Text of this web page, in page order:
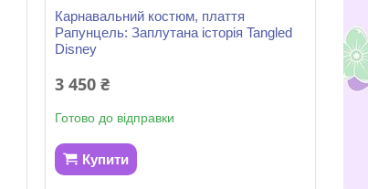
Карнавальний костюм, плаття
Рапунцель: Заплутана історія Tangled
Disney
3 450 ₴
Готово до відправки
Купити